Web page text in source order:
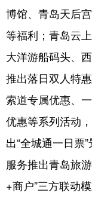
博馆、青岛天后
等福利；青岛云
大洋游船码头、
推出落日双人特
索道专属优惠、
优惠等系列活动
出“全城通一日票
服务推出青岛旅
+商户”三方联动